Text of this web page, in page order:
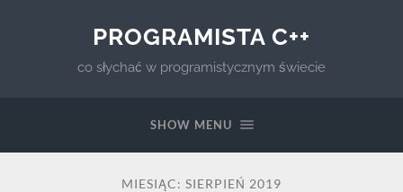
PROGRAMISTA C++
co słychać w programistycznym świecie
SHOW MENU
MIESIĄC: SIERPIEŃ 2019